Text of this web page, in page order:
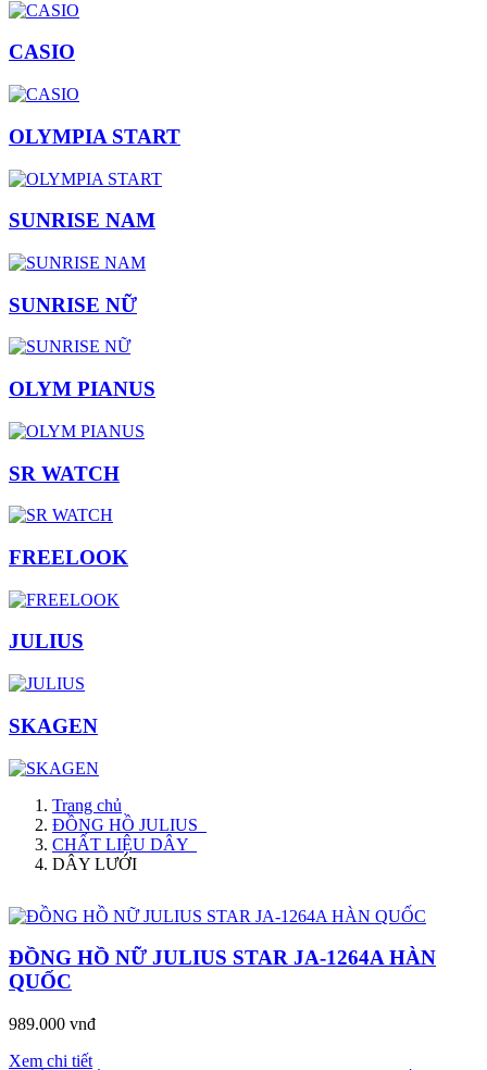
CASIO
OLYMPIA START
SUNRISE NAM
SUNRISE NỮ
OLYM PIANUS
SR WATCH
FREELOOK
JULIUS
SKAGEN
Trang chủ
ĐỒNG HỒ JULIUS
CHẤT LIỆU DÂY
DÂY LƯỚI
ĐỒNG HỒ NỮ JULIUS STAR JA-1264A HÀN
QUỐC
989.000 vnđ
Xem chi tiết